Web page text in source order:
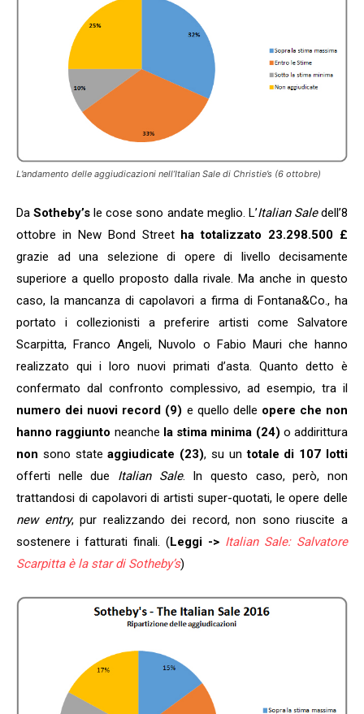
L’andamento delle aggiudicazioni nell’Italian Sale di Christie’s (6 ottobre)
DaSotheby’s le cose sono andate meglio. L’Italian Saledell’8
ottobre in New Bond Street ha totalizzato 23.298.500 £
grazie ad una selezione di opere di livello decisamente
superiore a quello proposto dalla rivale. Ma anche in questo
caso, la mancanza di capolavori a firma di Fontana&Co., ha
portato i collezionisti a preferire artisti come Salvatore
Scarpitta, Franco Angeli, Nuvolo o Fabio Mauri che hanno
realizzato qui i loro nuovi primati d’asta. Quanto detto è
confermato dal confronto complessivo, ad esempio, tra il
numero dei nuovi record (9) e quello delle opere che non
hanno raggiunto neanche la stima minima (24) o addirittura
non sono stateaggiudicate (23), su untotale di 107 lotti
offerti nelle due Italian Sale. In questo caso, però, non
trattandosi di capolavori di artisti super-quotati, le opere delle
new entry, pur realizzando dei record, non sono riuscite a
sostenere i fatturati finali. (Leggi -> Italian Sale: Salvatore
Scarpitta è la star di Sotheby’s)